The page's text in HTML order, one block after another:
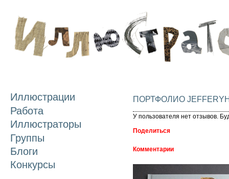
Иллюстрации
Работа
Иллюстраторы
Группы
Блоги
Конкурсы
ПОРТФОЛИО
У пользователя нет отзывов.
Поделиться
Комментарии